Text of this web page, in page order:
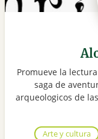
Promueve la
saga de
arqueologicos de
Arte y cultura